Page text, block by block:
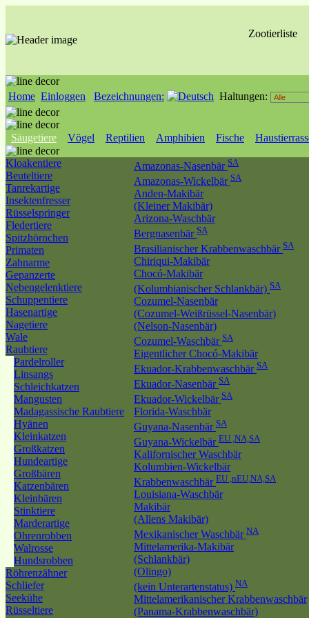
Zootierliste
Home Einloggen Bezeichnungen: Haltungen:
Säugetiere Vögel Reptilien Amphibien Fische
Kloakentiere
Beuteltiere
Tanrekartige
Insektenfresser
Rüsselspringer
Fledertiere
Spitzhörnchen
Primaten
Zahnarme
Gepanzerte
Nebengelenktiere
Schuppentiere
Hasenartige
Nagetiere
Wale
Raubtiere
Pardelroller
Linsangs
Schleichkatzen
Mangusten
Madagassische Raubtiere
Hyänen
Kleinkatzen
Großkatzen
Hundeartige
Großbären
Katzenbären
Kleinbären
Stinktiere
Marderartige
Ohrenrobben
Walrosse
Hundsrobben
Röhrenzähner
Schliefer
Seekühe
Rüsseltiere
Amazonas-Nasenbär SA
Amazonas-Wickelbär SA
Anden-Makibär
(Kleiner Makibär)
Arizona-Waschbär
Bergnasenbär SA
Brasilianischer Krabbenwaschbär SA
Chiriqui-Makibär
Chocó-Makibär
(Kolumbianischer Schlankbär) SA
Cozumel-Nasenbär
(Cozumel-Weißrüssel-Nasenbär)
(Nelson-Nasenbär)
Cozumel-Waschbär SA
Eigentlicher Chocó-Makibär
Ekuador-Krabbenwaschbär SA
Ekuador-Nasenbär SA
Ekuador-Wickelbär SA
Florida-Waschbär
Guyana-Nasenbär SA
Guyana-Wickelbär EU ,NA,SA
Kalifornischer Waschbär
Kolumbien-Wickelbär
Krabbenwaschbär EU ,nEU,NA,SA
Louisiana-Waschbär
Makibär
(Allens Makibär)
Mexikanischer Waschbär NA
Mittelamerika-Makibär
(Schlankbär)
(Olingo)
(kein Unterartenstatus) NA
Mittelamerikanischer Krabbenwaschbär
(Panama-Krabbenwaschbär)